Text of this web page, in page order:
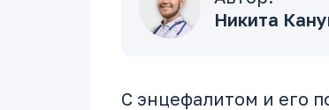
Никита
С энцефалитом и его